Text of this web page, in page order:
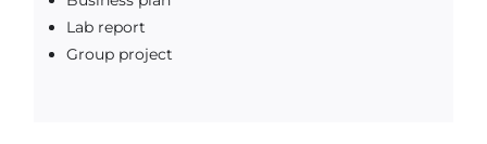
Lab report
Group project